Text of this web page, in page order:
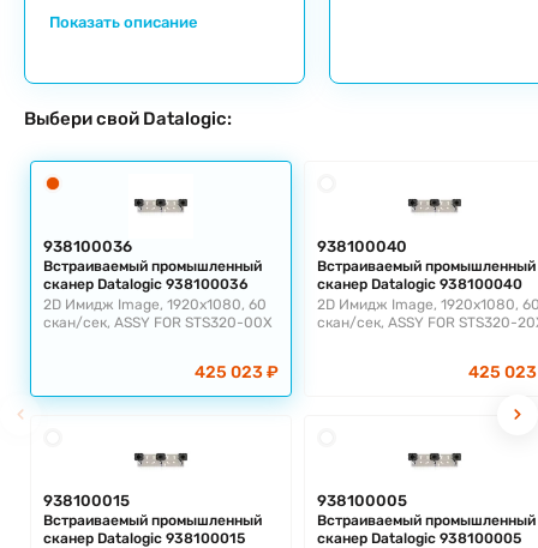
Показать описание
Выбери свой Datalogic:
938100036
Встраиваемый промышленный
сканер Datalogic 938100036
2D Имидж Image, 1920x1080, 60
скан/сек, ASSY FOR STS320-00X
425 023 ₽
938100040
Встраиваемый промышленный
сканер Datalogic 938100040
2D Имидж Image, 1920x1080,
скан/сек, ASSY FOR STS320-
425
938100015
Встраиваемый промышленный
сканер Datalogic 938100015
938100005
Встраиваемый промышленный
сканер Datalogic 938100005